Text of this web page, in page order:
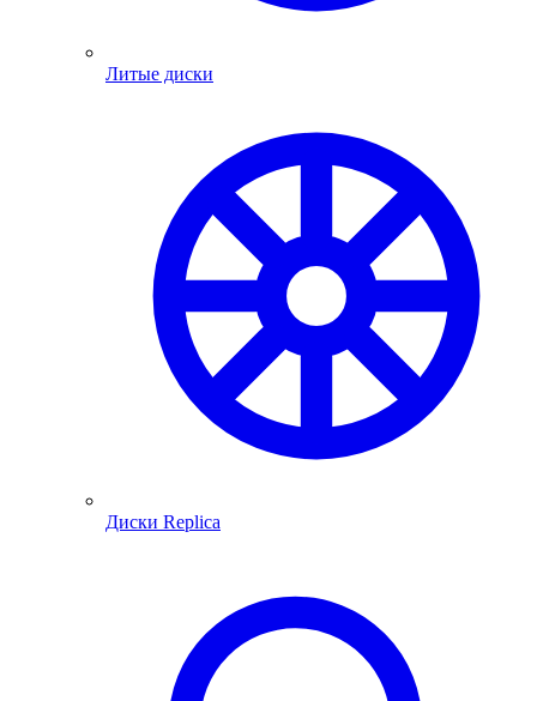
Литые диски
Диски Replica